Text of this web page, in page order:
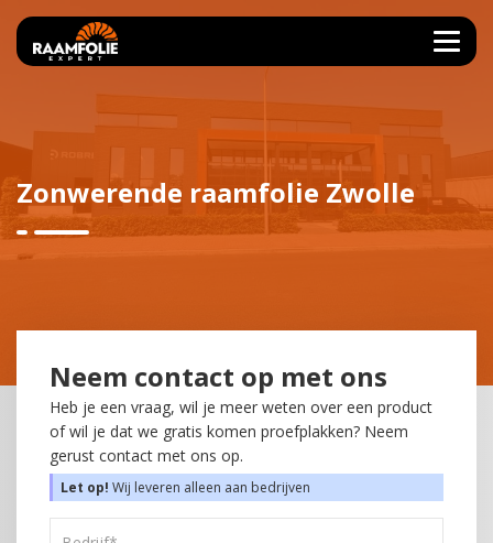
Zonwerende raamfolie Zwolle
Neem contact op met ons
Heb je een vraag, wil je meer weten over een product
of wil je dat we gratis komen proefplakken? Neem
gerust contact met ons op.
Let op! Wij leveren alleen aan bedrijven